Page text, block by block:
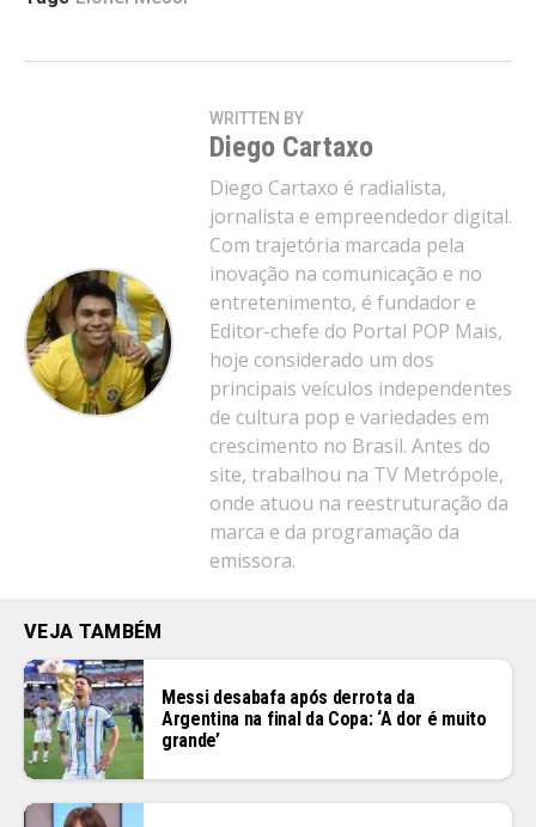
WRITTEN BY
Diego Cartaxo
Diego Cartaxo é radialista,
jornalista e empreendedor digital.
Com trajetória marcada pela
inovação na comunicação e no
entretenimento, é fundador e
Editor-chefe do Portal POP Mais,
hoje considerado um dos
principais veículos independentes
de cultura pop e variedades em
crescimento no Brasil. Antes do
site, trabalhou na TV Metrópole,
onde atuou na reestruturação da
marca e da programação da
emissora.
VEJA TAMBÉM
Messi desabafa após derrota da
Argentina na final da Copa: ‘A dor é muito
grande’